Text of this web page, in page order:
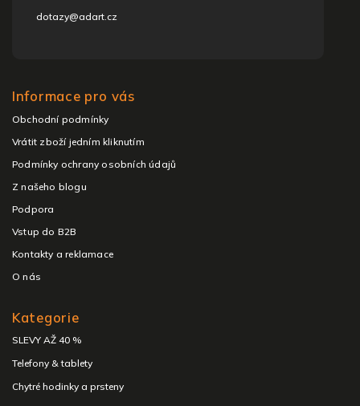
dotazy@adart.cz
Informace pro vás
Obchodní podmínky
Vrátit zboží jedním kliknutím
Podmínky ochrany osobních údajů
Z našeho blogu
Podpora
Vstup do B2B
Kontakty a reklamace
O nás
Kategorie
SLEVY AŽ 40 %
Telefony & tablety
Chytré hodinky a prsteny